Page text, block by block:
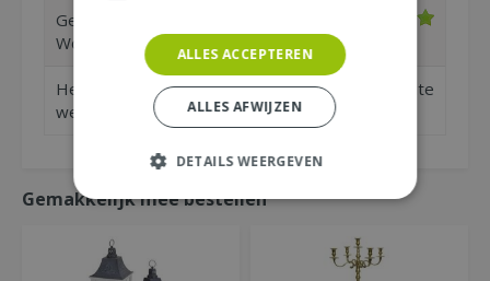
Geschreven door
Woerden op24-10-25
Heerlijk geurende theelicht, past bij dit slechte
weer :)
Gemakkelijk mee bestellen
ALLES ACCEPTEREN
ALLES AFWIJZEN
DETAILS WEERGEVEN